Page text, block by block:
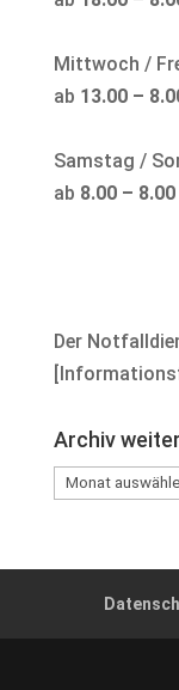
Mittwoch /
ab 13.00 –
Samstag /
ab 8.00 –
Der
[
Archiv
Archiv